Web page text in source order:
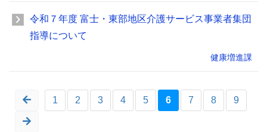
令和７年度 富士・東部地区介護サービス事業者集団
指導について
健康増進課
1 2 3 4 5 6 7 8 9